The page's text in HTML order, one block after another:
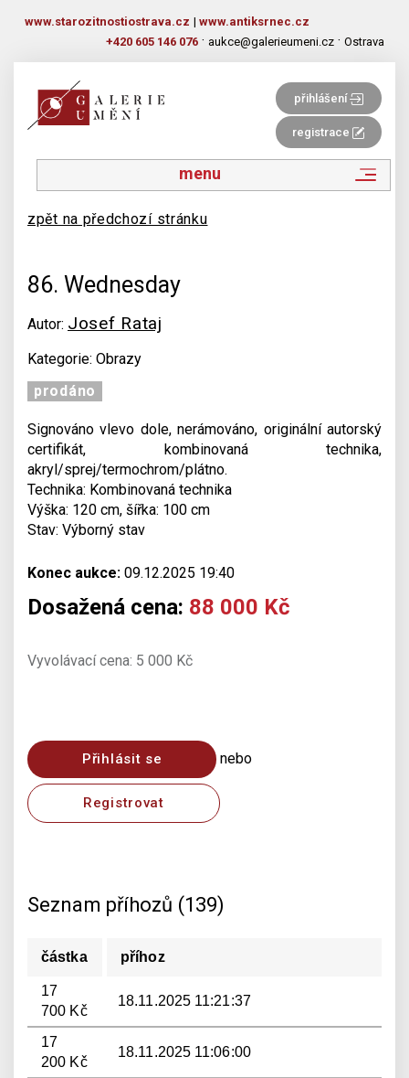
www.starozitnostiostrava.cz | www.antiksrnec.cz
+420 605 146 076 · aukce@galerieumeni.cz · Ostrava
přihlášení
registrace
menu
zpět na předchozí stránku
86. Wednesday
Autor: Josef Rataj
Kategorie: Obrazy
prodáno
Signováno vlevo dole, nerámováno, originální autorský
certifikát, kombinovaná technika,
akryl/sprej/termochrom/plátno.
Technika: Kombinovaná technika
Výška: 120 cm, šířka: 100 cm
Stav: Výborný stav
Konec aukce: 09.12.2025 19:40
Dosažená cena: 88 000 Kč
Vyvolávací cena: 5 000 Kč
Přihlásit se nebo
Registrovat
Seznam příhozů (139)
částka příhoz
17
700 Kč
18.11.2025 11:21:37
17
200 Kč
18.11.2025 11:06:00